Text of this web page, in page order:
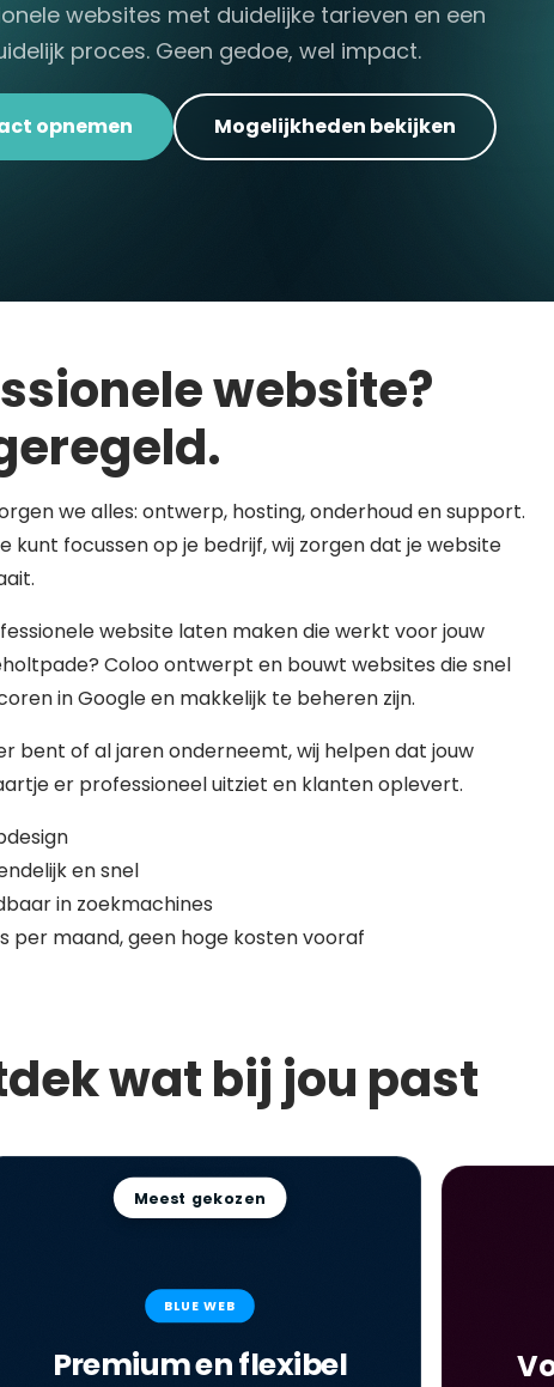
websites met duidelijke tarieven en een
proces. Geen gedoe, wel impact.
opnemen Mogelijkheden bekijken
website?
we alles: ontwerp, hosting, onderhoud en support.
kunt focussen op je bedrijf, wij zorgen dat je website
website laten maken die werkt voor jouw
Coloo ontwerpt en bouwt websites die snel
in Google en makkelijk te beheren zijn.
bent of al jaren onderneemt, wij helpen dat jouw
er professioneel uitziet en klanten oplevert.
en snel
in zoekmachines
per maand, geen hoge kosten vooraf
wat bij jou past
Meest gekozen
BLUE WEB
Premium en flexibel